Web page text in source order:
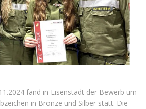
fand in Eisenstadt der Bewerb um
in Bronze und Silber statt. Die